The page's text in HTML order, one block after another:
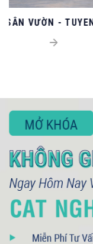
VILLA